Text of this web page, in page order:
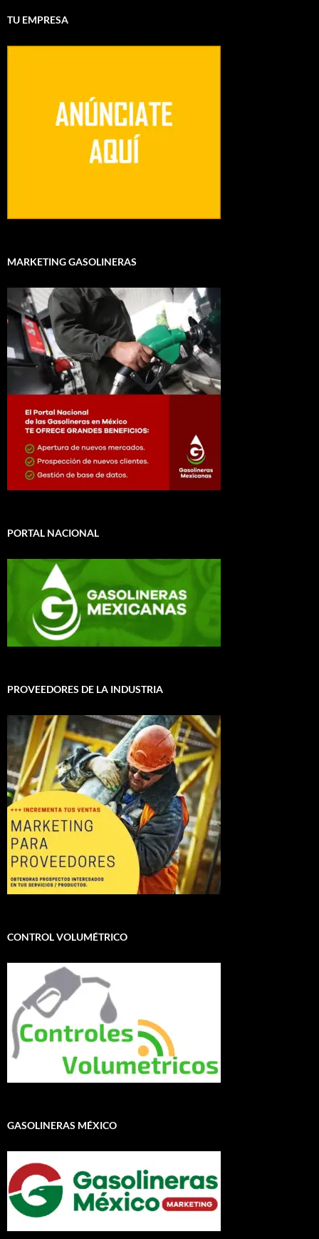
TU EMPRESA
MARKETING GASOLINERAS
PORTAL NACIONAL
PROVEEDORES DE LA INDUSTRIA
CONTROL VOLUMÉTRICO
GASOLINERAS MÉXICO